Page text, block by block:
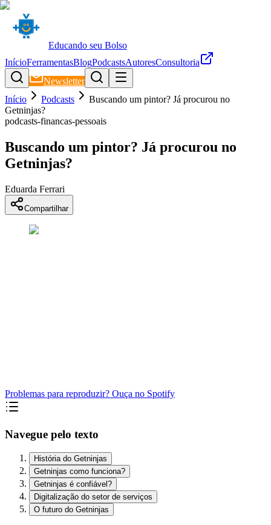
Educando seu Bolso
InícioFerramentasBlogPodcastsAutoresConsultoria
Newsletter
Início
Podcasts
Buscando um pintor? Já procurou no
Getninjas?
podcasts-financas-pessoais
Buscando um pintor? Já procurou no
Getninjas?
Eduarda Ferrari
Compartilhar
Problemas para reproduzir? Ouça no Spotify
Navegue pelo texto
História do Getninjas
Getninjas como funciona?
Getninjas é confiável?
Digitalização do setor de serviços
O futuro do Getninjas